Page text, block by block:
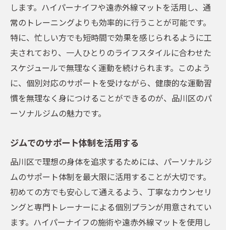
します。ハイパーナイフや遠赤外線マットを活用し、通
常のトレーニングよりも効率的に行うことが可能です。
特に、忙しい方でも短時間で効果を感じられるように工
夫されており、一人ひとりのライフスタイルに合わせた
スケジュールで無理なく運動を続けられます。このよう
に、個別対応のサポートを受けながら、健康的な運動習
慣を無理なく身につけることができるのが、品川区のパ
ーソナルジムの魅力です。
ジムでのサポート体制を活用する
品川区で理想の身体を追求するためには、パーソナルジ
ムのサポート体制を最大限に活用することが大切です。
初めての方でも安心して通えるよう、丁寧なカウンセリ
ングと専門トレーナーによる個別プランが用意されてい
ます。ハイパーナイフの施術や遠赤外線マットを使用し